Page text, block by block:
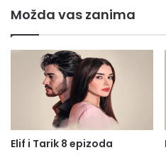
Možda vas zanima
Elif i Tarik 8 epizoda